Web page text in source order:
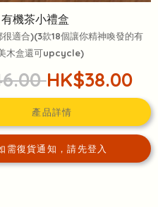
機茶小禮盒
適合)(3款18個讓你精神喚發的有
木盒還可upcycle)
HK$38.00
產品詳情
需復貨通知，請先登入